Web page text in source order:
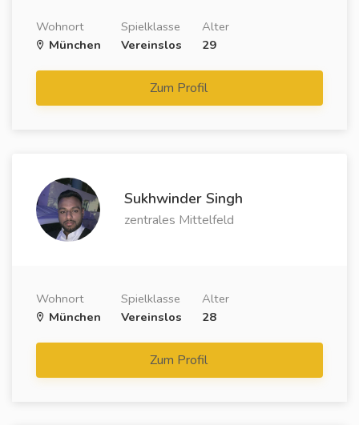
Wohnort
München
Spielklasse
Vereinslos
Alter
29
Zum Profil
Sukhwinder Singh
zentrales Mittelfeld
Wohnort
München
Spielklasse
Vereinslos
Alter
28
Zum Profil